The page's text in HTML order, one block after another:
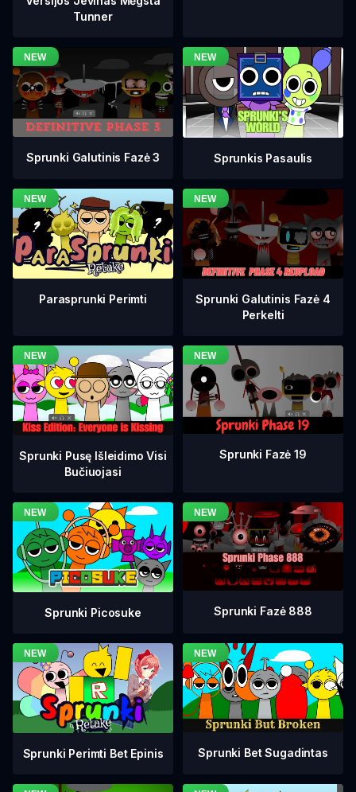
Tunner
Sprunki Galutinis Fazė 3 Sprunkis Pasaulis
Parasprunki Perimti
Sprunki Galutinis Fazė 4
Perkelti
Sprunki Pusę Išleidimo Visi
Bučiuojasi
Sprunki Fazė 19
Sprunki Picosuke Sprunki Fazė 888
Sprunki Perimti Bet Epinis Sprunki Bet Sugadintas